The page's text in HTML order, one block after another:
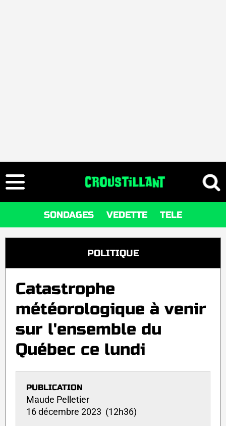
SONDAGES VEDETTE TELE
POLITIQUE
Catastrophe
météorologique à venir
sur l'ensemble du
Québec ce lundi
PUBLICATION
Maude Pelletier
16 décembre 2023 (12h36)